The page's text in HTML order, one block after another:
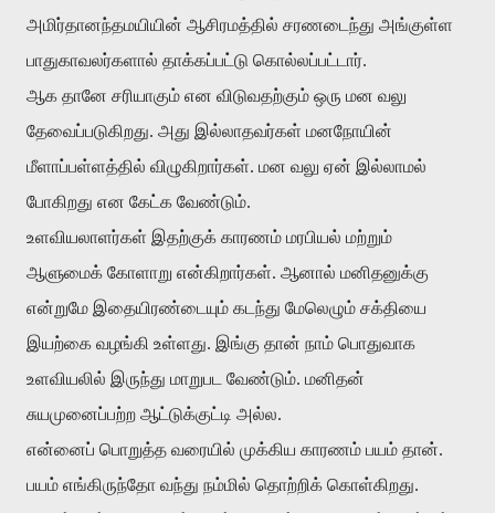
அமிர்தானந்தமயியின் ஆசிரமத்தில் சரணடைந்து அங்குள்ள
பாதுகாவலர்களால் தாக்கப்பட்டு கொல்லப்பட்டார்.
ஆக தானே சரியாகும் என விடுவதற்கும் ஒரு மன வலு
தேவைப்படுகிறது. அது இல்லாதவர்கள் மனநோயின்
மீளாப்பள்ளத்தில் விழுகிறார்கள். மன வலு ஏன் இல்லாமல்
போகிறது என கேட்க வேண்டும்.
உளவியலாளர்கள் இதற்குக் காரணம் மரபியல் மற்றும்
ஆளுமைக் கோளாறு என்கிறார்கள். ஆனால் மனிதனுக்கு
என்றுமே இதையிரண்டையும் கடந்து மேலெழும் சக்தியை
இயற்கை வழங்கி உள்ளது. இங்கு தான் நாம் பொதுவாக
உளவியலில் இருந்து மாறுபட வேண்டும். மனிதன்
சுயமுனைப்பற்ற ஆட்டுக்குட்டி அல்ல.
என்னைப் பொறுத்த வரையில் முக்கிய காரணம் பயம் தான்.
பயம் எங்கிருந்தோ வந்து நம்மில் தொற்றிக் கொள்கிறது.